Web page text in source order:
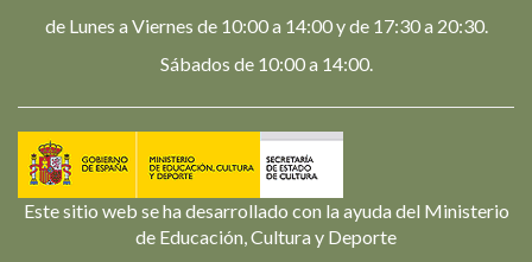
de Lunes a Viernes de 10:00 a 14:00 y de 17:30 a 20:30.
Sábados de 10:00 a 14:00.
Este sitio web se ha desarrollado con la ayuda del Ministerio
de Educación, Cultura y Deporte